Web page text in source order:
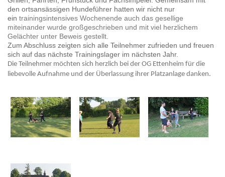
den ortsansässigen Hundeführer hatten wir nicht nur
ein trainingsintensives Wochenende auch das gesellige
miteinander wurde großgeschrieben und mit viel herzlichem
Gelächter unter Beweis gestellt.
Zum Abschluss zeigten sich alle Teilnehmer zufrieden und freuen
sich auf das nächste Trainingslager im nächsten Jahr.
Die Teilnehmer möchten sich herzlich bei der OG Ettenheim für die
liebevolle Aufnahme und der Überlassung ihrer Platzanlage danken.